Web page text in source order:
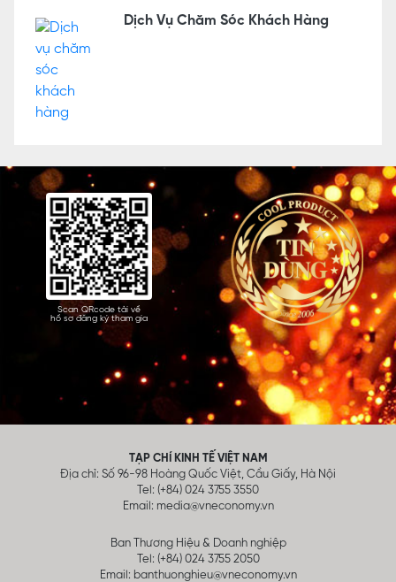
Dịch Vụ Chăm Sóc Khách Hàng
Scan QRcode tải về
hồ sơ đăng ký tham gia
TẠP CHÍ KINH TẾ VIỆT NAM
Địa chỉ: Số 96-98 Hoàng Quốc Việt, Cầu Giấy, Hà Nội
Tel: (+84) 024 3755 3550
Email: media@vneconomy.vn
Ban Thương Hiệu & Doanh nghiệp
Tel: (+84) 024 3755 2050
Email: banthuonghieu@vneconomy.vn